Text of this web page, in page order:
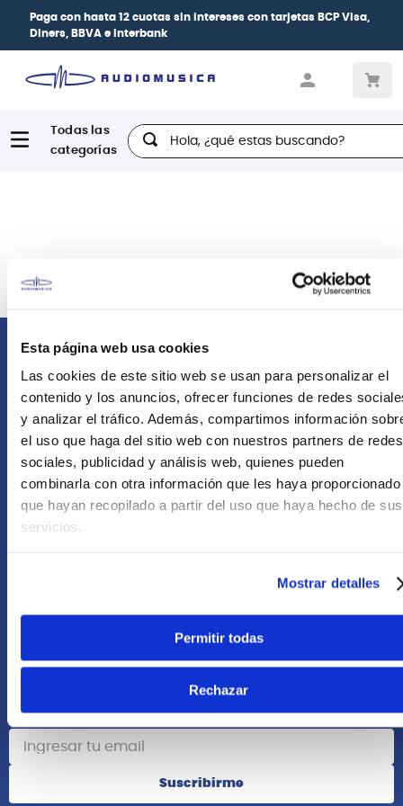
Esta página web usa cookies
Las cookies de este sitio web se usan para personalizar el
contenido y los anuncios, ofrecer funciones de redes
y analizar el tráfico. Además, compartimos información
el uso que haga del sitio web con nuestros partners de redes
sociales, publicidad y análisis web, quienes pueden
combinarla con otra información que les haya proporcionado
que hayan recopilado a partir del uso que haya hecho de sus
servicios.
Mostrar detalles
Permitir todas
Rechazar
Paga con hasta 12 cuotas sin intereses con tarjetas BCP Visa,
Diners, BBVA e Interbank
Hola, ¿qué estas buscando?
Atención Postventa
+51 958418476
+51 977624112
Acerca de Nosotros
Suscribete
Suscribirme